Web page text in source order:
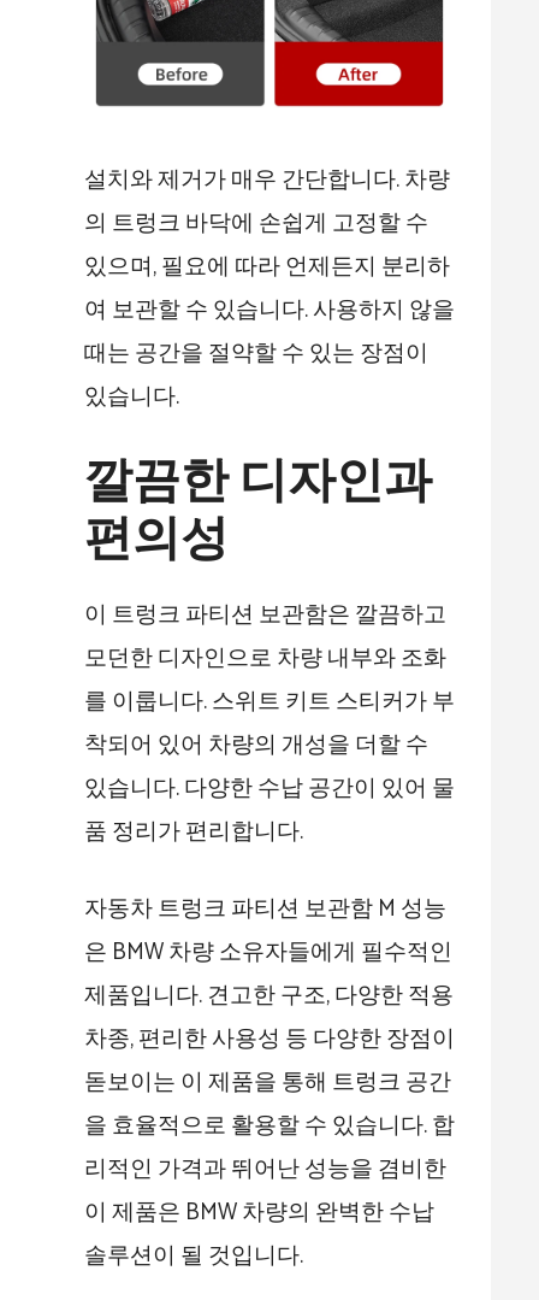
설치와 제거가 매우 간단합니다. 차량
의 트렁크 바닥에 손쉽게 고정할 수
있으며, 필요에 따라 언제든지 분리하
여 보관할 수 있습니다. 사용하지 않을
때는 공간을 절약할 수 있는 장점이
있습니다.
깔끔한 디자인과
편의성
이 트렁크 파티션 보관함은 깔끔하고
모던한 디자인으로 차량 내부와 조화
를 이룹니다. 스위트 키트 스티커가 부
착되어 있어 차량의 개성을 더할 수
있습니다. 다양한 수납 공간이 있어 물
품 정리가 편리합니다.
자동차 트렁크 파티션 보관함 M 성능
은 BMW 차량 소유자들에게 필수적인
제품입니다. 견고한 구조, 다양한 적용
차종, 편리한 사용성 등 다양한 장점이
돋보이는 이 제품을 통해 트렁크 공간
을 효율적으로 활용할 수 있습니다. 합
리적인 가격과 뛰어난 성능을 겸비한
이 제품은 BMW 차량의 완벽한 수납
솔루션이 될 것입니다.